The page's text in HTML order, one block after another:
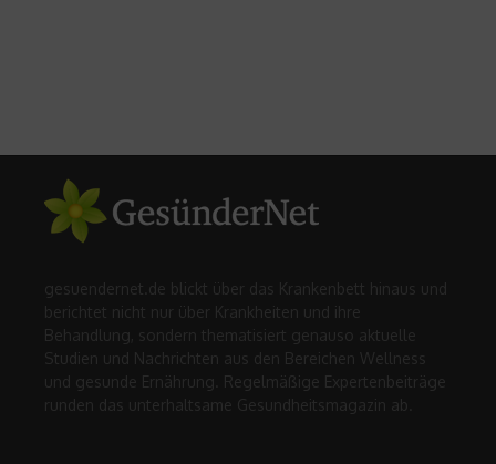
gesuendernet.de blickt über das Krankenbett hinaus und
berichtet nicht nur über Krankheiten und ihre
Behandlung, sondern thematisiert genauso aktuelle
Studien und Nachrichten aus den Bereichen Wellness
und gesunde Ernährung. Regelmäßige Expertenbeiträge
runden das unterhaltsame Gesundheitsmagazin ab.